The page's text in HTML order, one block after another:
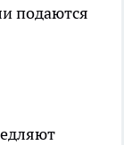
подаются